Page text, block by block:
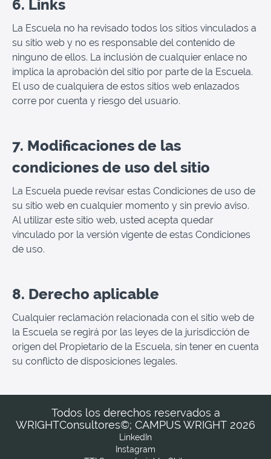
6. Links
La Escuela no ha revisado todos los sitios vinculados a
su sitio web y no es responsable del contenido de
ninguno de ellos. La inclusión de cualquier enlace no
implica la aprobación del sitio por parte de la Escuela.
El uso de cualquiera de estos sitios web enlazados
corre por cuenta y riesgo del usuario.
7. Modificaciones de las
condiciones de uso del sitio
La Escuela puede revisar estas Condiciones de uso de
su sitio web en cualquier momento y sin previo aviso.
Al utilizar este sitio web, usted acepta quedar
vinculado por la versión vigente de estas Condiciones
de uso.
8. Derecho aplicable
Cualquier reclamación relacionada con el sitio web de
la Escuela se regirá por las leyes de la jurisdicción de
origen del Propietario de la Escuela, sin tener en cuenta
su conflicto de disposiciones legales.
Todos los derechos reservados a
WRIGHTConsultores©; CAMPUS WRIGHT 2026
LinkedIn
Instagram